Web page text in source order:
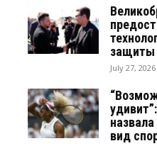
защиты
July 27, 2026
вид